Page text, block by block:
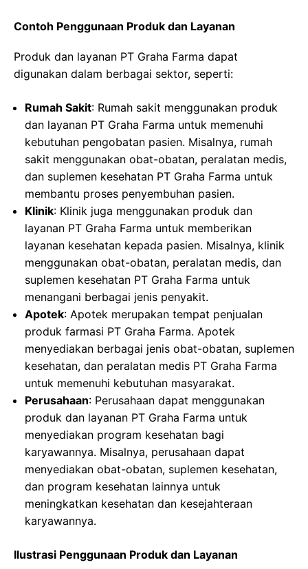
Contoh Penggunaan Produk dan Layanan
Produk dan layanan PT Graha Farma dapat
digunakan dalam berbagai sektor, seperti:
Rumah Sakit: Rumah sakit menggunakan produk
dan layanan PT Graha Farma untuk memenuhi
kebutuhan pengobatan pasien. Misalnya, rumah
sakit menggunakan obat-obatan, peralatan medis,
dan suplemen kesehatan PT Graha Farma untuk
membantu proses penyembuhan pasien.
Klinik: Klinik juga menggunakan produk dan
layanan PT Graha Farma untuk memberikan
layanan kesehatan kepada pasien. Misalnya, klinik
menggunakan obat-obatan, peralatan medis, dan
suplemen kesehatan PT Graha Farma untuk
menangani berbagai jenis penyakit.
Apotek: Apotek merupakan tempat penjualan
produk farmasi PT Graha Farma. Apotek
menyediakan berbagai jenis obat-obatan, suplemen
kesehatan, dan peralatan medis PT Graha Farma
untuk memenuhi kebutuhan masyarakat.
Perusahaan: Perusahaan dapat menggunakan
produk dan layanan PT Graha Farma untuk
menyediakan program kesehatan bagi
karyawannya. Misalnya, perusahaan dapat
menyediakan obat-obatan, suplemen kesehatan,
dan program kesehatan lainnya untuk
meningkatkan kesehatan dan kesejahteraan
karyawannya.
Ilustrasi Penggunaan Produk dan Layanan